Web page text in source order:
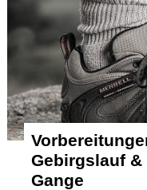
Gebirgslauf
Gange